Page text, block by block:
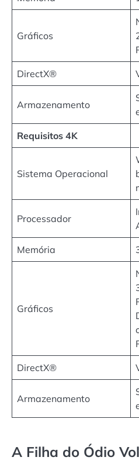
Gráficos
DirectX®
Armazenamento
Requisitos 4K
Sistema Operacional
Processador
Memória
Gráficos
DirectX®
Armazenamento
A Filha do Ódio